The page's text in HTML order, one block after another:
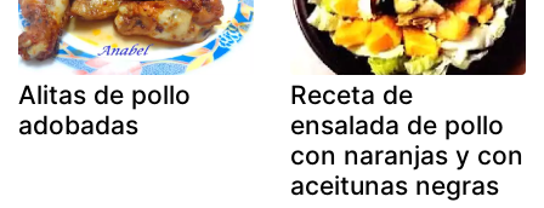
Alitas de pollo
adobadas
Receta de
ensalada de pollo
con naranjas y con
aceitunas negras